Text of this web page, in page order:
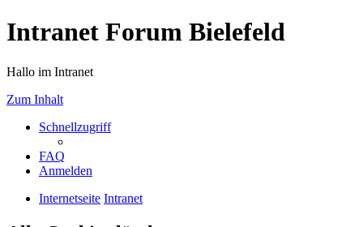
Intranet Forum Bielefeld
Hallo im Intranet
Zum Inhalt
Schnellzugriff
FAQ
Anmelden
Internetseite Intranet